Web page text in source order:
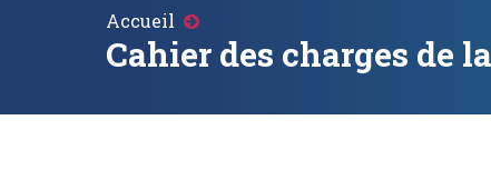
Fil
Accueil
Cahier des charges de